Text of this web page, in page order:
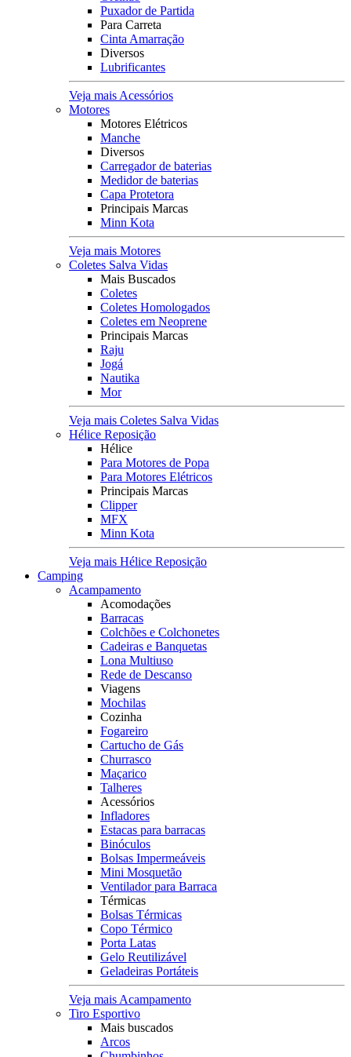
Puxador de Partida
Para Carreta
Cinta Amarração
Diversos
Lubrificantes
Veja mais Acessórios
Motores
Motores Elétricos
Manche
Diversos
Carregador de baterias
Medidor de baterias
Capa Protetora
Principais Marcas
Minn Kota
Veja mais Motores
Coletes Salva Vidas
Mais Buscados
Coletes
Coletes Homologados
Coletes em Neoprene
Principais Marcas
Raju
Jogá
Nautika
Mor
Veja mais Coletes Salva Vidas
Hélice Reposição
Hélice
Para Motores de Popa
Para Motores Elétricos
Principais Marcas
Clipper
MFX
Minn Kota
Veja mais Hélice Reposição
Camping
Acampamento
Acomodações
Barracas
Colchões e Colchonetes
Cadeiras e Banquetas
Lona Multiuso
Rede de Descanso
Viagens
Mochilas
Cozinha
Fogareiro
Cartucho de Gás
Churrasco
Maçarico
Talheres
Acessórios
Infladores
Estacas para barracas
Binóculos
Bolsas Impermeáveis
Mini Mosquetão
Ventilador para Barraca
Térmicas
Bolsas Térmicas
Copo Térmico
Porta Latas
Gelo Reutilizável
Geladeiras Portáteis
Veja mais Acampamento
Tiro Esportivo
Mais buscados
Arcos